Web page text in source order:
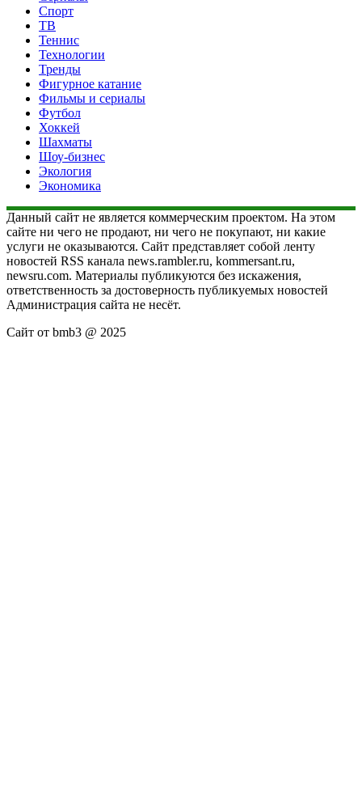
Спорт
ТВ
Теннис
Технологии
Тренды
Фигурное катание
Фильмы и сериалы
Футбол
Хоккей
Шахматы
Шоу-бизнес
Экология
Экономика
Данный сайт не является коммерческим проектом. На этом
сайте ни чего не продают, ни чего не покупают, ни какие
услуги не оказываются. Сайт представляет собой ленту
новостей RSS канала news.rambler.ru, kommersant.ru,
newsru.com. Материалы публикуются без искажения,
ответственность за достоверность публикуемых новостей
Администрация сайта не несёт.
Сайт от bmb3 @ 2025